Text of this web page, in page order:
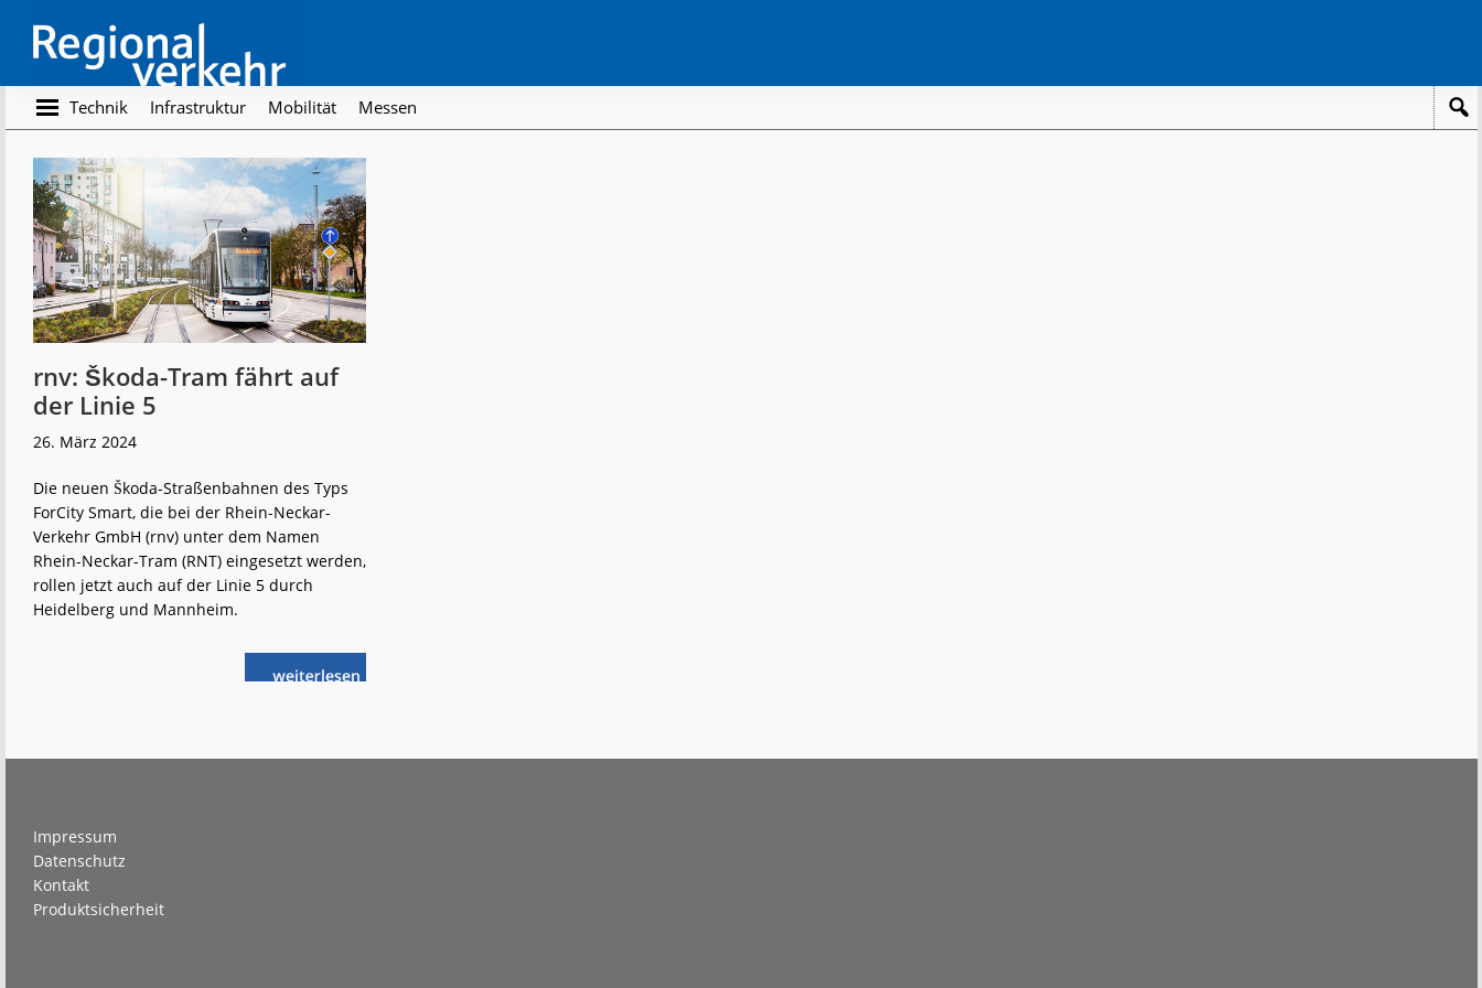
main
content
footer
Regionalverkehr
Die
Fachzeitschrift
den
Öffentlichen
Personennahverkehr
Technik Infrastruktur Mobilität Messen
rnv: Škoda-Tram fährt auf
der Linie 5
26. März 2024
Die neuen Škoda-Straßenbahnen des Typs
ForCity Smart, die bei der Rhein-Neckar-
Verkehr GmbH (rnv) unter dem Namen
Rhein-Neckar-Tram (RNT) eingesetzt werden,
rollen jetzt auch auf der Linie 5 durch
Heidelberg und Mannheim.
weiterlese
nrnv:
Impressum
Datenschutz
Kontakt
Produktsicherheit